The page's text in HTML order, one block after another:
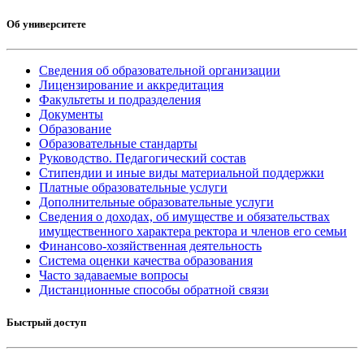
Об университете
Сведения об образовательной организации
Лицензирование и аккредитация
Факультеты и подразделения
Документы
Образование
Образовательные стандарты
Руководство. Педагогический состав
Стипендии и иные виды материальной поддержки
Платные образовательные услуги
Дополнительные образовательные услуги
Сведения о доходах, об имуществе и обязательствах
имущественного характера ректора и членов его семьи
Финансово-хозяйственная деятельность
Система оценки качества образования
Часто задаваемые вопросы
Дистанционные способы обратной связи
Быстрый доступ